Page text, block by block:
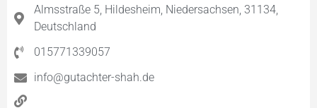
Almsstraße 5, Hildesheim, Niedersachsen, 31134,
Deutschland
015771339057
info@gutachter-shah.de